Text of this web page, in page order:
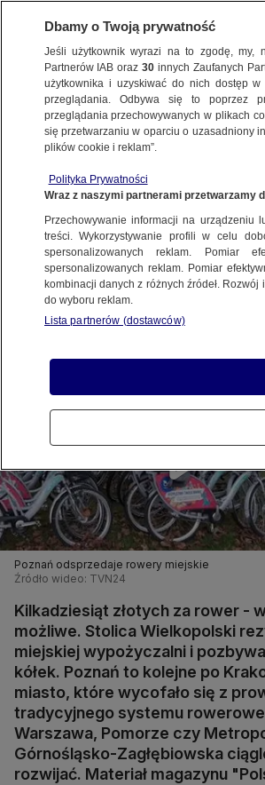
POLSKA
W Warszawie pełnią "ważny
systemu transportowego
22.03.2023, 07:18
Udostępnij
Poznań odsprzedaje rowery miejskie
Źródło wideo: TVN24
Kilkadziesiąt złotych za rower -
możliwe. Stolica Wielkopolski
miejskiej wypożyczalni i
kółek. Poznań to kolejne po
miasto, które wycofało się z
tradycyjnego systemu
Warszawa, Pomorze czy
Górnośląsko-Zagłębiowska
rozwijać. Materiał magazynu
Dbamy o Twoją prywatność
Jeśli użytkownik wyrazi na to zgodę, my,
Partnerów IAB oraz30 innych Zaufanych
użytkownika i uzyskiwać do nich dostęp
przeglądania. Odbywa się to poprzez
przeglądania przechowywanych w plikach
się przetwarzaniu w oparciu o uzasadniony
plików cookie i reklam”.
Polityka Prywatności
Wraz z naszymi partnerami przetwarzamy
Przechowywanie informacji na
treści. Wykorzystywanie profili w celu
spersonalizowanych reklam. Pomiar
spersonalizowanych reklam. Pomiar
kombinacji danych z różnych źródeł.
do wyboru reklam.
Lista partnerów (dostawców)